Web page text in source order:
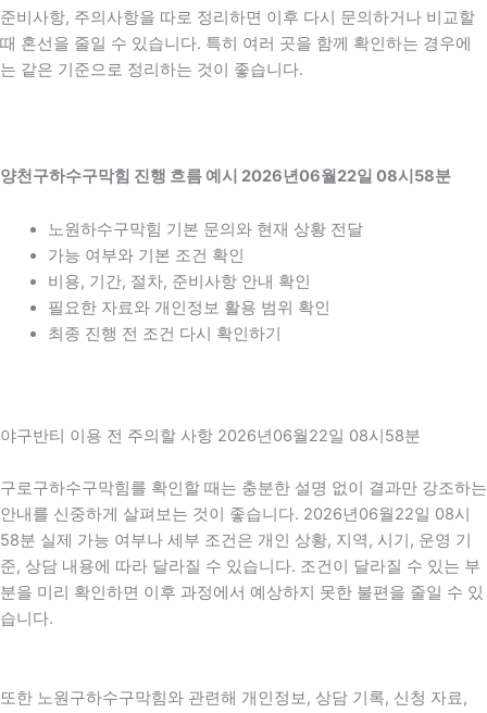
준비사항, 주의사항을 따로 정리하면 이후 다시 문의하거나 비교할
때 혼선을 줄일 수 있습니다. 특히 여러 곳을 함께 확인하는 경우에
는 같은 기준으로 정리하는 것이 좋습니다.
양천구하수구막힘 진행 흐름 예시 2026년06월22일 08시58분
노원하수구막힘 기본 문의와 현재 상황 전달
가능 여부와 기본 조건 확인
비용, 기간, 절차, 준비사항 안내 확인
필요한 자료와 개인정보 활용 범위 확인
최종 진행 전 조건 다시 확인하기
야구반티 이용 전 주의할 사항 2026년06월22일 08시58분
구로구하수구막힘를 확인할 때는 충분한 설명 없이 결과만 강조하는
안내를 신중하게 살펴보는 것이 좋습니다. 2026년06월22일 08시
58분 실제 가능 여부나 세부 조건은 개인 상황, 지역, 시기, 운영 기
준, 상담 내용에 따라 달라질 수 있습니다. 조건이 달라질 수 있는 부
분을 미리 확인하면 이후 과정에서 예상하지 못한 불편을 줄일 수 있
습니다.
또한 노원구하수구막힘와 관련해 개인정보, 상담 기록, 신청 자료,